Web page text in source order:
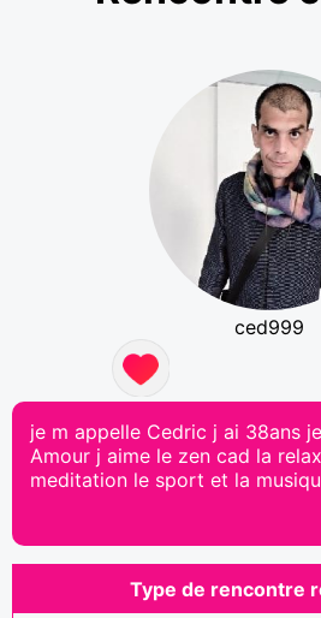
ced999
je m appelle Cedric j ai 38ans
Amour j aime le zen cad la
meditation le sport et la
Type de rencontre